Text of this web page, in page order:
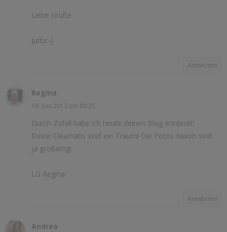
Liebe Grüße
Jutta:-)
Antworten
Regina
19. Juni 2013 um 09:25
Durch Zufall habe ich heute deinen Blog entdeckt!
Deine Cleamatis sind ein Traum! Die Fotos davon sind
ja großartig!
LG Regina
Antworten
Andrea